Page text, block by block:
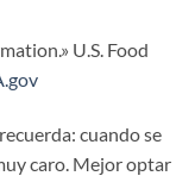
U.S. Food
cuando se
caro. Mejor optar